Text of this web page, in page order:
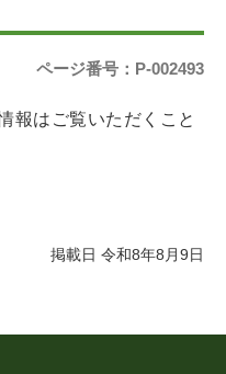
ページ番号：P-002493
報はご覧いただくこと
掲載日 令和8年8月9日